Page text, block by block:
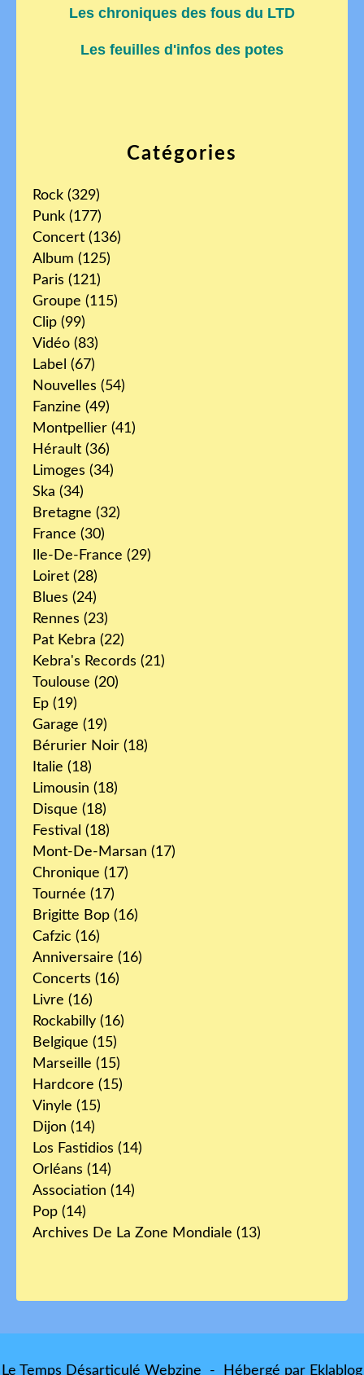
Catégories
Rock (329)
Punk (177)
Concert (136)
Album (125)
Paris (121)
Groupe (115)
Clip (99)
Vidéo (83)
Label (67)
Nouvelles (54)
Fanzine (49)
Montpellier (41)
Hérault (36)
Limoges (34)
Ska (34)
Bretagne (32)
France (30)
Ile-De-France (29)
Loiret (28)
Blues (24)
Rennes (23)
Pat Kebra (22)
Kebra's Records (21)
Toulouse (20)
Ep (19)
Garage (19)
Bérurier Noir (18)
Italie (18)
Limousin (18)
Disque (18)
Festival (18)
Mont-De-Marsan (17)
Chronique (17)
Tournée (17)
Brigitte Bop (16)
Cafzic (16)
Anniversaire (16)
Concerts (16)
Livre (16)
Rockabilly (16)
Belgique (15)
Marseille (15)
Hardcore (15)
Vinyle (15)
Dijon (14)
Los Fastidios (14)
Orléans (14)
Association (14)
Pop (14)
Archives De La Zone Mondiale (13)
Les chroniques des fous du LTD
Les feuilles d'infos des potes
Le Temps Désarticulé Webzine - Hébergé par Eklablog